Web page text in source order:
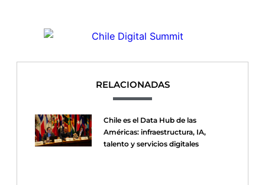
RELACIONADAS
Chile es el Data Hub de las
Américas: infraestructura, IA,
talento y servicios digitales